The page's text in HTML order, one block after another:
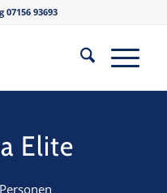
07156 93693
Elite